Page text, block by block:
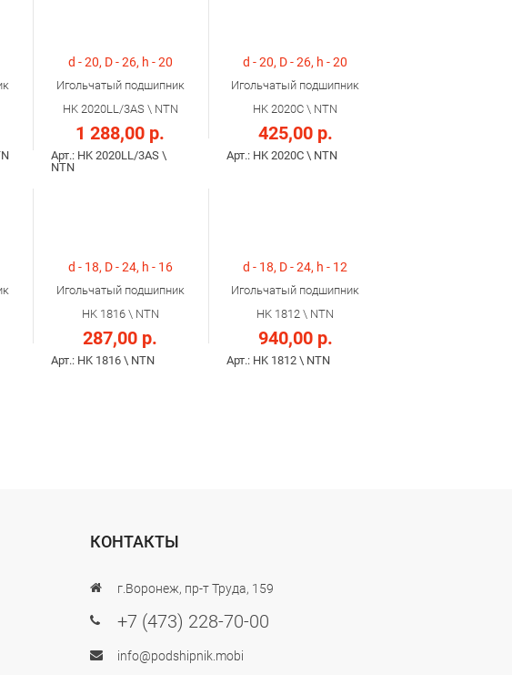
d - 20, D - 26, h - 20
Игольчатый подшипник
HK 2020LL/3AS \ NTN
1 288,00 р.
Арт.: HK 2020LL/3AS \
NTN
d - 20, D - 26, h - 20
Игольчатый подшипник
HK 2020C \ NTN
425,00 р.
Арт.: HK 2020C \ NTN
d - 18, D - 24, h - 16
Игольчатый подшипник
HK 1816 \ NTN
287,00 р.
Арт.: HK 1816 \ NTN
d - 18, D - 24, h - 12
Игольчатый подшипник
HK 1812 \ NTN
940,00 р.
Арт.: HK 1812 \ NTN
КОНТАКТЫ
г.Воронеж, пр-т Труда, 159
+7 (473) 228-70-00
info@podshipnik.mobi